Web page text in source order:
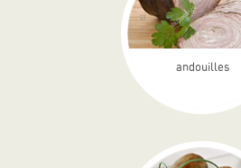
andouilles